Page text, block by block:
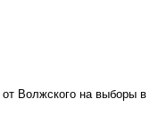
Волжского на выборы в